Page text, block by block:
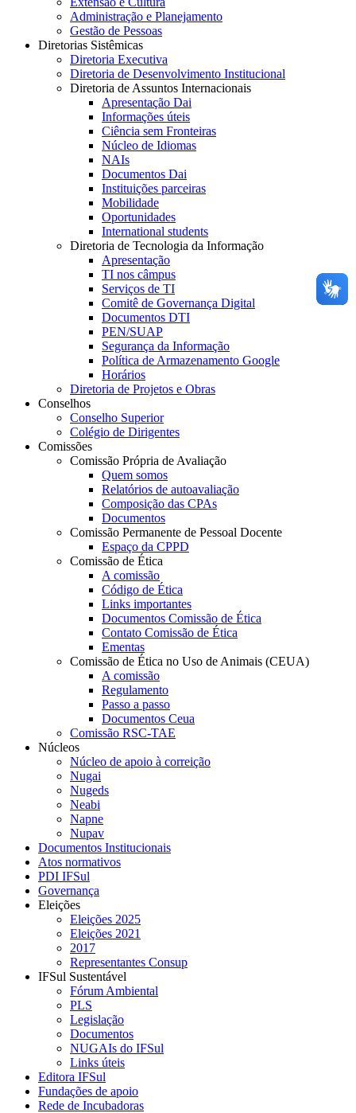
Administração e Planejamento
Gestão de Pessoas
Diretorias Sistêmicas
Diretoria Executiva
Diretoria de Desenvolvimento Institucional
Diretoria de Assuntos Internacionais
Apresentação Dai
Informações úteis
Ciência sem Fronteiras
Núcleo de Idiomas
NAIs
Documentos Dai
Instituições parceiras
Mobilidade
Oportunidades
International students
Diretoria de Tecnologia da Informação
Apresentação
TI nos câmpus
Serviços de TI
Comitê de Governança Digital
Documentos DTI
PEN/SUAP
Segurança da Informação
Política de Armazenamento Google
Horários
Diretoria de Projetos e Obras
Conselhos
Conselho Superior
Colégio de Dirigentes
Comissões
Comissão Própria de Avaliação
Quem somos
Relatórios de autoavaliação
Composição das CPAs
Documentos
Comissão Permanente de Pessoal Docente
Espaço da CPPD
Comissão de Ética
A comissão
Código de Ética
Links importantes
Documentos Comissão de Ética
Contato Comissão de Ética
Ementas
Comissão de Ética no Uso de Animais (CEUA)
A comissão
Regulamento
Passo a passo
Documentos Ceua
Comissão RSC-TAE
Núcleos
Núcleo de apoio à correição
Nugai
Nugeds
Neabi
Napne
Nupav
Documentos Institucionais
Atos normativos
PDI IFSul
Governança
Eleições
Eleições 2025
Eleições 2021
2017
Representantes Consup
IFSul Sustentável
Fórum Ambiental
PLS
Legislação
Documentos
NUGAIs do IFSul
Links úteis
Editora IFSul
Fundações de apoio
Rede de Incubadoras